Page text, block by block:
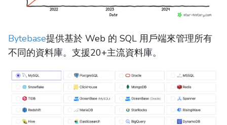
Bytebase提供基於 Web 的 SQL 用戶端來管理所有
不同的資料庫。支援20+主流資料庫。